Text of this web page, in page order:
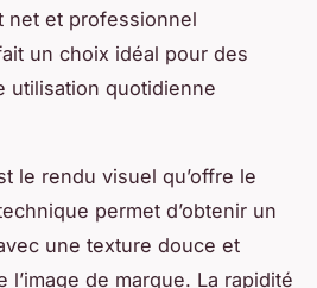
net et professionnel
un choix idéal pour des
utilisation quotidienne
le rendu visuel qu’offre le
permet d’obtenir un
une texture douce et
l’image de marque. La rapidité